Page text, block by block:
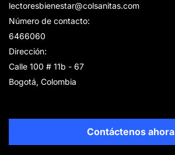
lectoresbienestar@colsanitas.com
Número de contacto:
6466060
Dirección:
Calle 100 # 11b - 67
Bogotá, Colombia
Contáctenos ahora